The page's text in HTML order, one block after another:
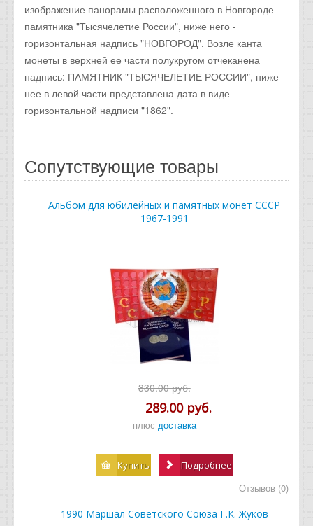
изображение панорамы расположенного в Новгороде
памятника "Тысячелетие России", ниже него -
горизонтальная надпись "НОВГОРОД". Возле канта
монеты в верхней ее части полукругом отчеканена
надпись: ПАМЯТНИК "ТЫСЯЧЕЛЕТИЕ РОССИИ", ниже
нее в левой части представлена дата в виде
горизонтальной надписи "1862".
Сопутствующие товары
Альбом для юбилейных и памятных монет СССР
1967-1991
330.00 руб.
289.00 руб.
плюс доставка
Купить Подробнее
Отзывов (0)
1990 Маршал Советского Союза Г.К. Жуков